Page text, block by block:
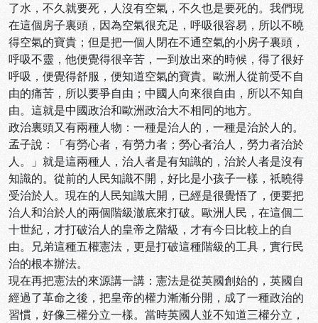
了水，不久就要死，人沒有空氣，不久也是要死的。我們現
在這個房子裏頭，因為空氣很充足，呼吸很容易，所以不曉
得空氣的寶貴；但是把一個人閉在不通空氣的小房子裏頭，
呼吸不靈，他便覺得很辛苦，一到放出來的時候，得了很好
呼吸，便覺得舒服，便知道空氣的寶貴。歐洲人從前受不自
由的痛苦，所以要爭自由；中國人向來很自由，所以不知自
由。這就是中國政治和歐洲政治大不相同的地方。
政治裏頭又有兩種人物：一種是治人的，一種是治於人的。
孟子說：「有勞心者，有勞力者；勞心者治人，勞力者治於
人。」就是這兩種人，治人者是有知識的，治於人者是沒有
知識的。從前的人民知識不開，好比是小孩子一樣，祇曉得
受治於人。現在的人民知識大開，已經是很覺悟了，便要把
治人和治於人的兩個階級澈底來打破。歐洲人民，在這個二
十世紀，才打破治人的皇帝之階級，才有今日比較上的自
由。兄弟這種五權憲法，更是打破這種階級的工具，實行民
治的根本辦法。
現在再把憲法的來源講一講：憲法是從英國創始的，英國自
經過了革命之後，把皇帝的權力漸漸分開，成了一種政治的
習慣，好像三權分立一樣。當時英國人並不知道三權分立，